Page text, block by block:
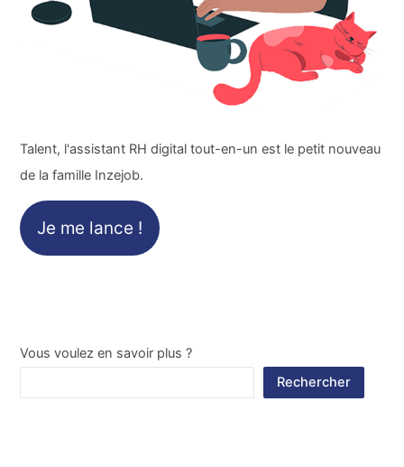
Talent, l'assistant RH digital tout-en-un est le petit nouveau
de la famille Inzejob.
Je me lance !
Vous voulez en savoir plus ?
Rechercher